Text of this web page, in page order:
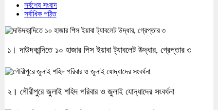
সর্বশেষ সংবাদ
সর্বাধিক পঠিত
১। দাউদকান্দিতে ১০ হাজার পিস ইয়াবা ট্যাবলেট উদ্ধার, গ্রেপ্তার ৩
২। গৌরীপুরে জুলাই শহিদ পরিবার ও জুলাই যোদ্ধাদের সংবর্ধনা